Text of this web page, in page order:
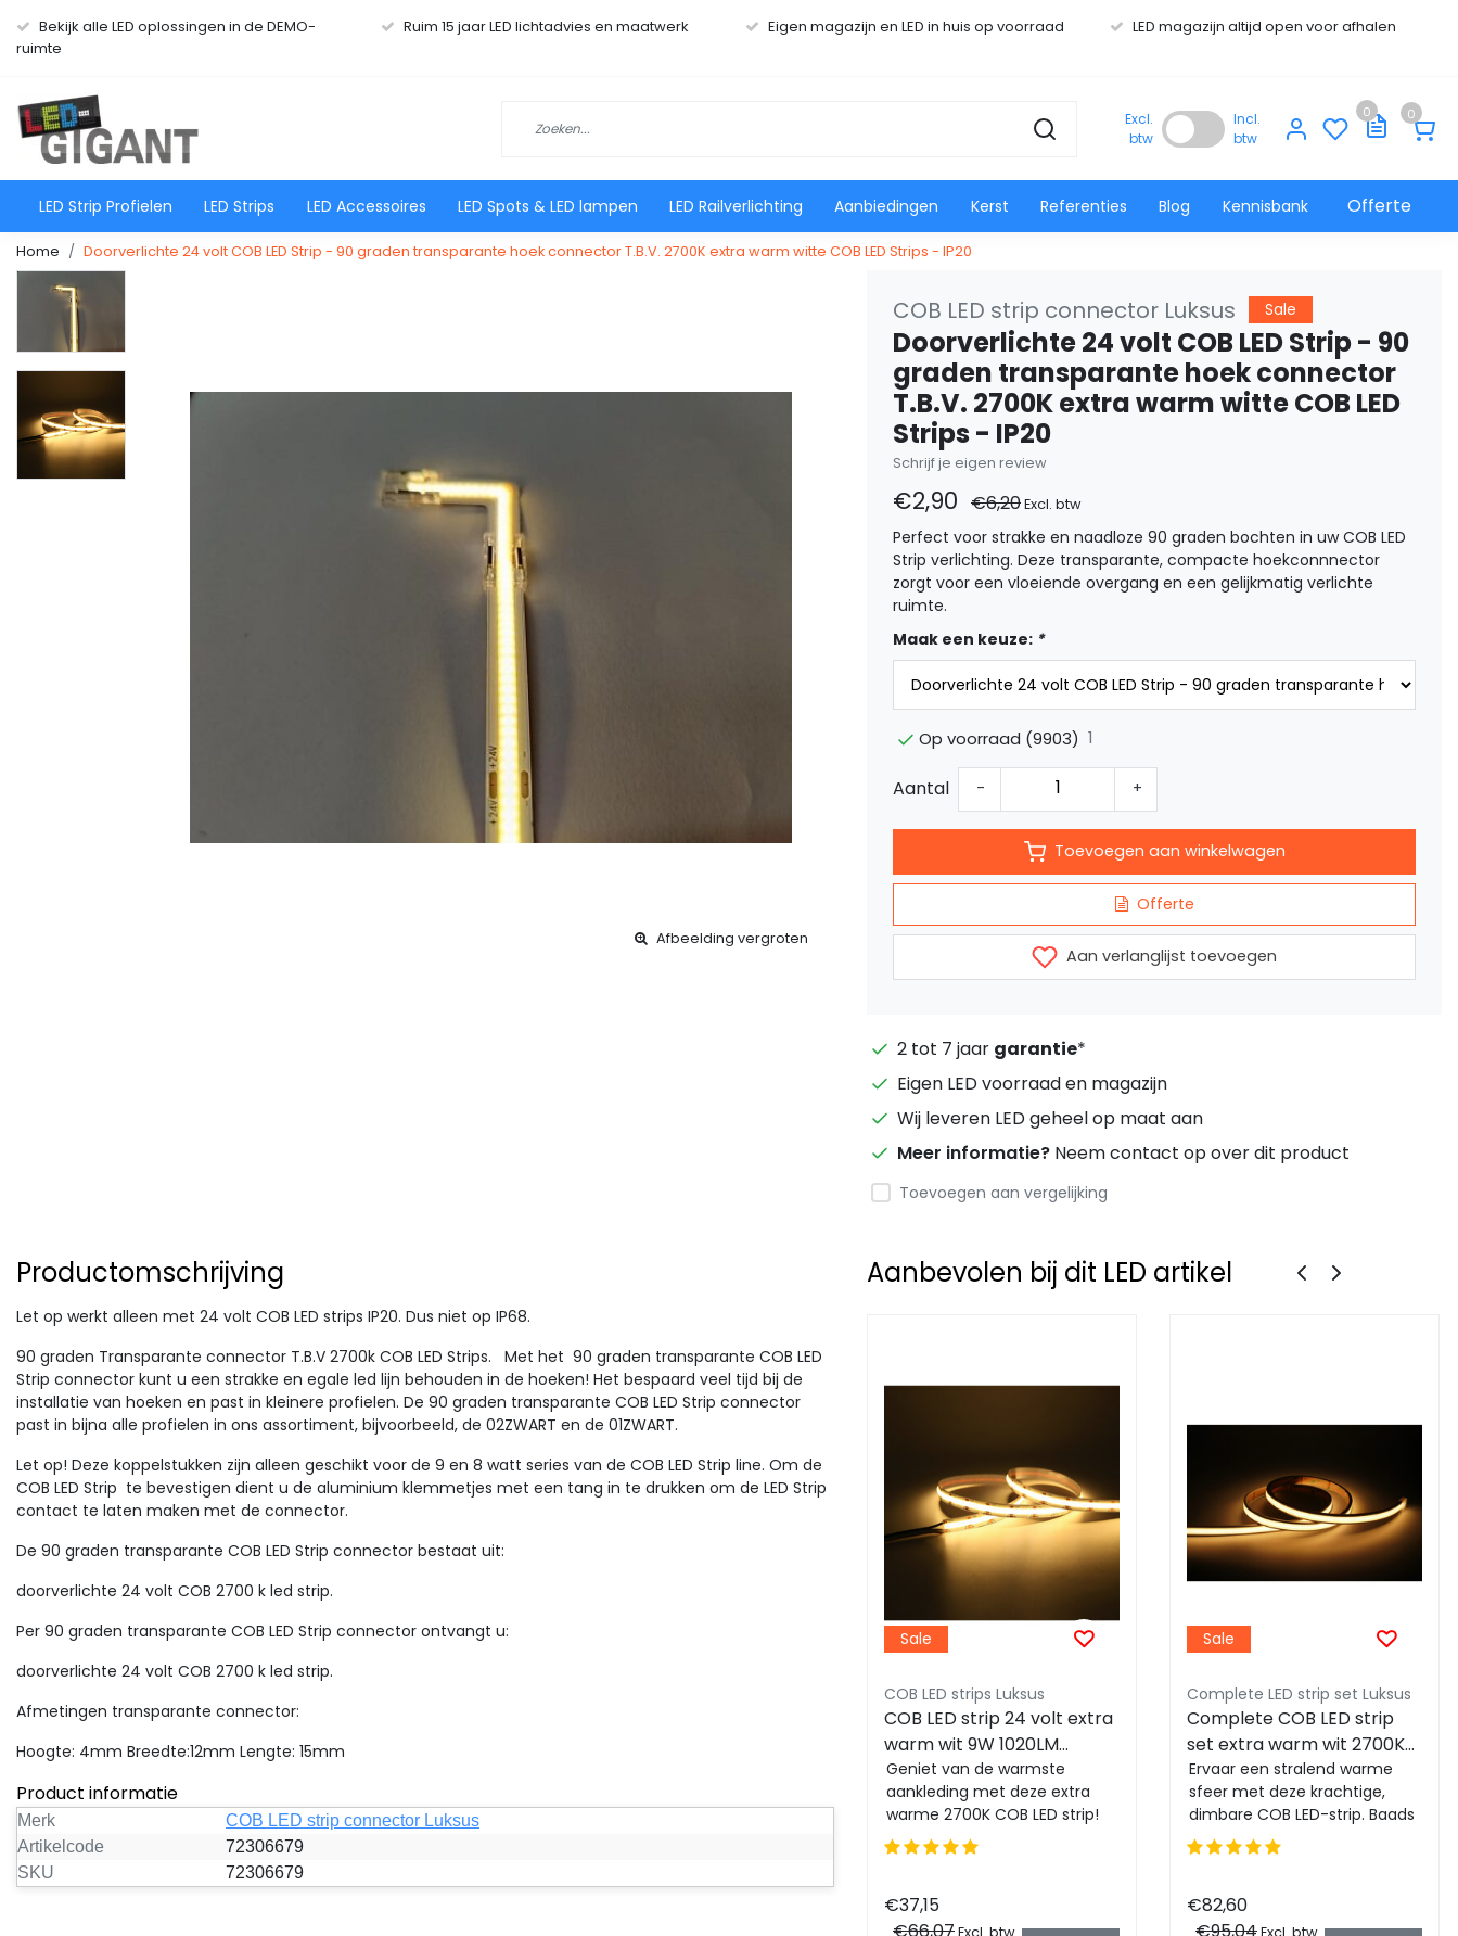
Bekijk alle LED oplossingen in de DEMO-
ruimte
Ruim 15 jaar LED lichtadvies en maatwerk Eigen magazijn en LED in huis op voorraad LED magazijn altijd open voor afhalen
Excl.
btw
Incl.
btw
0 0
LED Strip Profielen LED Strips LED Accessoires LED Spots & LED lampen LED Railverlichting Aanbiedingen Kerst Referenties Blog Kennisbank Offerte
Home Doorverlichte 24 volt COB LED Strip - 90 graden transparante hoek connector T.B.V. 2700K extra warm witte COB LED Strips - IP20
Afbeelding vergroten
COB LED strip connector Luksus Sale
Doorverlichte 24 volt COB LED Strip - 90
graden transparante hoek connector
T.B.V. 2700K extra warm witte COB LED
Strips - IP20
Schrijf je eigen review
€2,90 €6,20Excl. btw
Perfect voor strakke en naadloze 90 graden bochten in uw COB LED
Strip verlichting. Deze transparante, compacte hoekconnnector
zorgt voor een vloeiende overgang en een gelijkmatig verlichte
ruimte.
Maak een keuze: *
Op voorraad (9903) 1
Aantal - +
Toevoegen aan winkelwagen
Offerte
Aan verlanglijst toevoegen
2 tot 7 jaar garantie*
Eigen LED voorraad en magazijn
Wij leveren LED geheel op maat aan
Meer informatie? Neem contact op over dit product
Toevoegen aan vergelijking
Productomschrijving
Let op werkt alleen met 24 volt COB LED strips IP20. Dus niet op IP68.
90 graden Transparante connector T.B.V 2700k COB LED Strips. Met het 90 graden transparante COB LED
Strip connector kunt u een strakke en egale led lijn behouden in de hoeken! Het bespaard veel tijd bij de
installatie van hoeken en past in kleinere profielen. De 90 graden transparante COB LED Strip connector
past in bijna alle profielen in ons assortiment, bijvoorbeeld, de 02ZWART en de 01ZWART.
Let op! Deze koppelstukken zijn alleen geschikt voor de 9 en 8 watt series van de COB LED Strip line. Om de
COB LED Strip te bevestigen dient u de aluminium klemmetjes met een tang in te drukken om de LED Strip
contact te laten maken met de connector.
De 90 graden transparante COB LED Strip connector bestaat uit:
doorverlichte 24 volt COB 2700 k led strip.
Per 90 graden transparante COB LED Strip connector ontvangt u:
doorverlichte 24 volt COB 2700 k led strip.
Afmetingen transparante connector:
Hoogte: 4mm Breedte:12mm Lengte: 15mm
Product informatie
Merk
COB LED strip connector Luksus
Artikelcode
72306679
SKU
72306679
Aanbevolen bij dit LED artikel
LED strip connector 2
- soldeervrij - klik
LED strips. Soldeervrij
kliksysteem. Vermijd
plekken en makkelijk
Sale
HOEK COB LED strip 90
graden connector 8mm -
transparante connector! Deze
solide 2-polige koppeling klikt
eenvoud...
duurzame COB LED strip.
Sale
COB LED strips Luksus
COB LED strip 24 volt extra
warm wit 9W 1020LM
480LED p/m IP20 2700K - 5
meter
Geniet van de warmste
aankleding met deze extra
warme 2700K COB LED strip!
Met een ultieme
lichtopbrengst van 1020LM, cr...
€37,15
Excl. btw
Sale
Complete LED strip set Luksus
Complete COB LED strip
set extra warm wit 2700K
10W 1020LM 480LED p/m
IP20 - 5 meter
Ervaar een stralend warme
sfeer met deze krachtige,
dimbare COB LED-strip. Baads
in de aangename gloed van
7500 lumen wa...
€82,60
Excl. btw